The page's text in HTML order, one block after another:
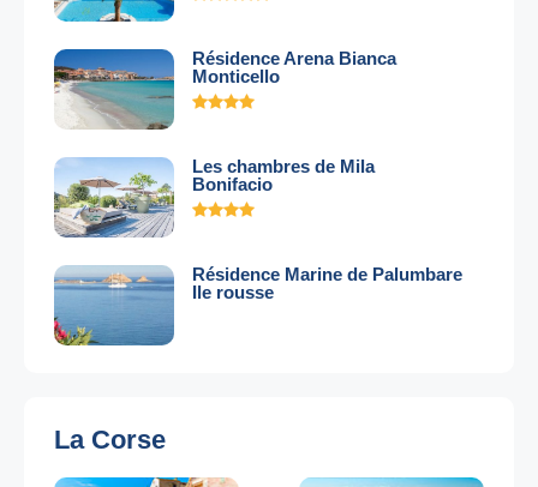
Résidence Arena Bianca
Monticello
Les chambres de Mila
Bonifacio
Résidence Marine de Palumbare
Ile rousse
La Corse